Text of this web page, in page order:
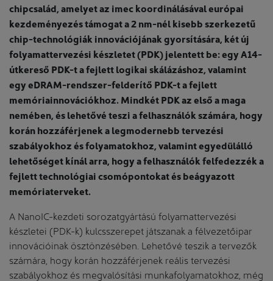
chipcsalád, amelyet az imec koordinálásával európai
kezdeményezés támogat a 2 nm-nél kisebb szerkezetű
chip-technológiák innovációjának gyorsítására, két új
folyamattervezési készletet (PDK) jelentett be: egy A14-
útkereső PDK-t a fejlett logikai skálázáshoz, valamint
egy eDRAM-rendszer-felderítő PDK-t a fejlett
memóriainnovációkhoz. Mindkét PDK az első a maga
nemében, és lehetővé teszi a felhasználók számára, hogy
korán hozzáférjenek a legmodernebb tervezési
szabályokhoz és folyamatokhoz, valamint egyedülálló
lehetőséget kínál arra, hogy a felhasználók felfedezzék a
fejlett technológiai csomópontokat és beágyazott
memóriaterveket.
A NanoIC-kezdeti sorozatgyártású folyamattervezési
készletei (PDK-k) kulcsszerepet játszanak a félvezetőipar
innovációinak ösztönzésében. Lehetővé teszik a tervezők
számára, hogy korán hozzáférjenek reális tervezési
szabályokhoz és megvalósítási munkafolyamatokhoz, még